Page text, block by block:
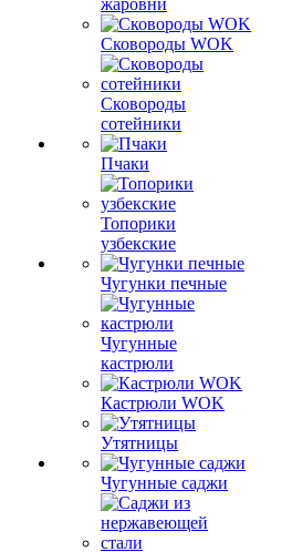
жаровни
Сковороды WOK
Сковороды
сотейники
Пчаки
Топорики
узбекские
Чугунки печные
Чугунные
кастрюли
Кастрюли WOK
Утятницы
Чугунные саджи